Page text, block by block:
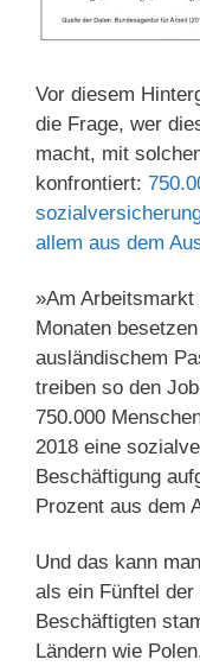
Vor diesem
die Frage, wer
macht, mit
konfrontiert:
allem aus dem
»Am
Monaten
ausländischem
treiben so den
750.000
2018 eine
Beschäftigung
Prozent aus dem
Und das kann
als ein Fünftel
Beschäftigten
Ländern wie